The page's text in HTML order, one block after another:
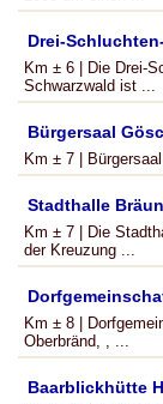
Drei-
Km ± 6 | Die Drei-
Schwarzwald ist ...
Bürgersaal
Km ± 7 |
Stadthalle
Km ± 7 | Die
der Kreuzung ...
Km ± 8 |
Oberbränd, , ...
Baarblickhütte